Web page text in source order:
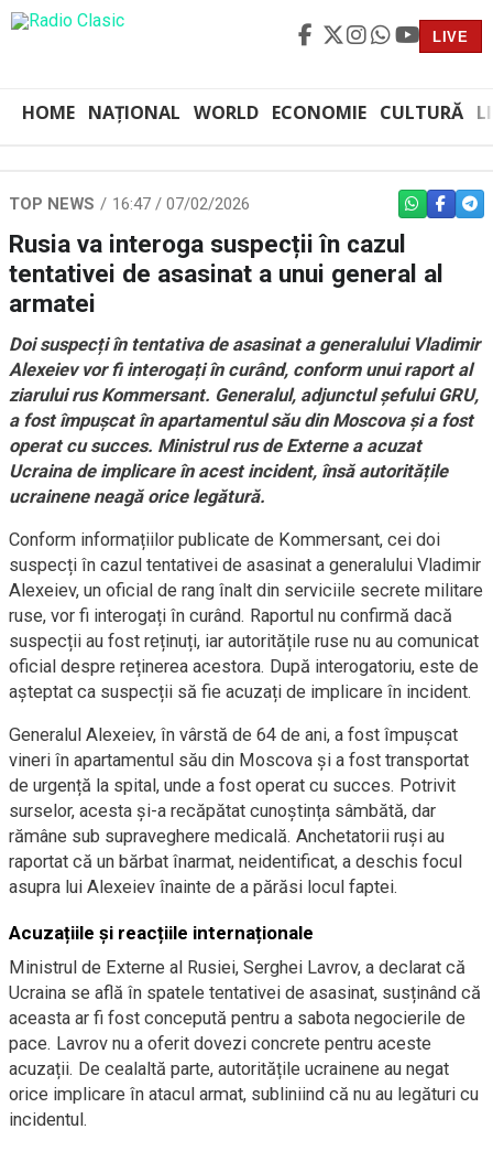
LIVE
HOME NAȚIONAL WORLD ECONOMIE CULTURĂ
TOP NEWS 16:47 / 07/02/2026 WHATSAPP
Rusia va interoga suspecții în cazul
tentativei de asasinat a unui general al
armatei
Doi suspecți în tentativa de asasinat a generalului Vladimir
Alexeiev vor fi interogați în curând, conform unui raport al
ziarului rus Kommersant. Generalul, adjunctul șefului GRU,
a fost împușcat în apartamentul său din Moscova și a fost
operat cu succes. Ministrul rus de Externe a acuzat
Ucraina de implicare în acest incident, însă autoritățile
ucrainene neagă orice legătură.
Conform informațiilor publicate de Kommersant, cei doi
suspecți în cazul tentativei de asasinat a generalului Vladimir
Alexeiev, un oficial de rang înalt din serviciile secrete militare
ruse, vor fi interogați în curând. Raportul nu confirmă dacă
suspecții au fost reținuți, iar autoritățile ruse nu au comunicat
oficial despre reținerea acestora. După interogatoriu, este de
așteptat ca suspecții să fie acuzați de implicare în incident.
Generalul Alexeiev, în vârstă de 64 de ani, a fost împușcat
vineri în apartamentul său din Moscova și a fost transportat
de urgență la spital, unde a fost operat cu succes. Potrivit
surselor, acesta și-a recăpătat cunoștința sâmbătă, dar
rămâne sub supraveghere medicală. Anchetatorii ruși au
raportat că un bărbat înarmat, neidentificat, a deschis focul
asupra lui Alexeiev înainte de a părăsi locul faptei.
Acuzațiile și reacțiile internaționale
Ministrul de Externe al Rusiei, Serghei Lavrov, a declarat că
Ucraina se află în spatele tentativei de asasinat, susținând că
aceasta ar fi fost concepută pentru a sabota negocierile de
pace. Lavrov nu a oferit dovezi concrete pentru aceste
acuzații. De cealaltă parte, autoritățile ucrainene au negat
orice implicare în atacul armat, subliniind că nu au legături cu
incidentul.